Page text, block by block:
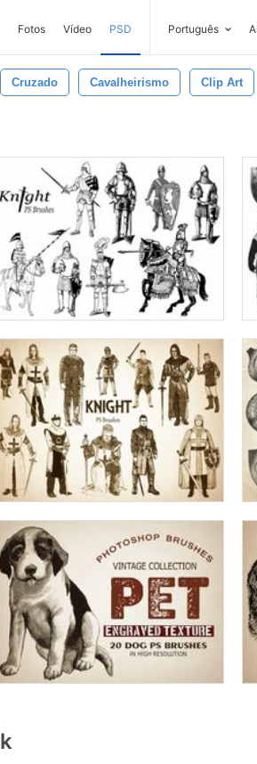
Fotos Vídeo PSD Português
Cruzado Cavalheirismo Clip Art